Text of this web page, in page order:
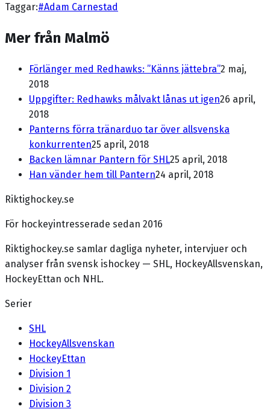
Taggar:#Adam Carnestad
Mer från Malmö
Förlänger med Redhawks: ”Känns jättebra”2 maj,
2018
Uppgifter: Redhawks målvakt lånas ut igen26 april,
2018
Panterns förra tränarduo tar över allsvenska
konkurrenten25 april, 2018
Backen lämnar Pantern för SHL25 april, 2018
Han vänder hem till Pantern24 april, 2018
Riktighockey.se
För hockeyintresserade sedan 2016
Riktighockey.se samlar dagliga nyheter, intervjuer och
analyser från svensk ishockey — SHL, HockeyAllsvenskan,
HockeyEttan och NHL.
Serier
SHL
HockeyAllsvenskan
HockeyEttan
Division 1
Division 2
Division 3